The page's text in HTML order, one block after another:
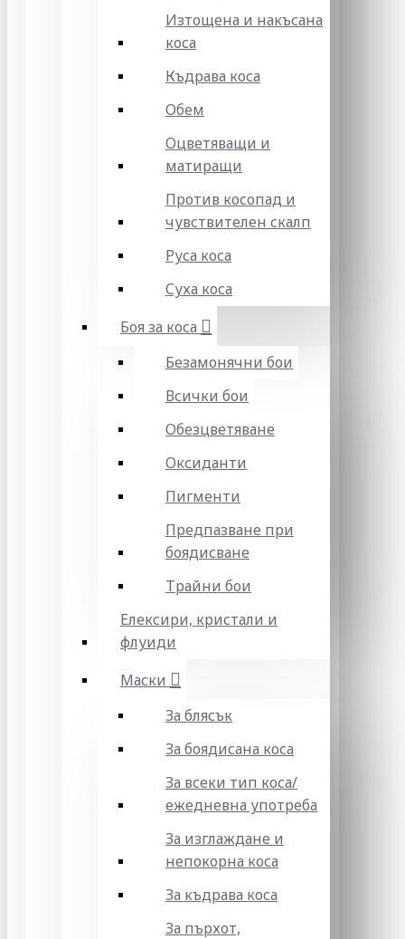
Изтощена и накъсана
коса
Къдрава коса
Обем
Оцветяващи и
матиращи
Против косопад и
чувствителен скалп
Руса коса
Суха коса
Боя за коса
Безамонячни бои
Всички бои
Обезцветяване
Оксиданти
Пигменти
Предпазване при
боядисване
Трайни бои
Елексири, кристали и
флуиди
Маски
За блясък
За боядисана коса
За всеки тип коса/
ежедневна употреба
За изглаждане и
непокорна коса
За къдрава коса
За пърхот,